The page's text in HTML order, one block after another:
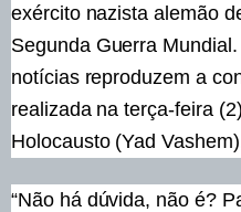
exército nazista alemão
Segunda Guerra
notícias reproduzem a
realizada na terça-feira
Holocausto (Yad
“Não há dúvida, não é?